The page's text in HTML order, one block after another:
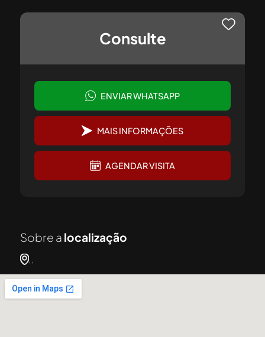
Consulte
ENVIAR WHATSAPP
MAIS INFORMAÇÕES
AGENDAR VISITA
Sobre a localização
, ,